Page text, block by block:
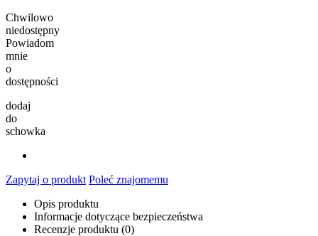
Chwilowo
niedostępny
Powiadom
mnie
o
dostępności
dodaj
do
schowka
Zapytaj o produkt Poleć znajomemu
Opis produktu
Informacje dotyczące bezpieczeństwa
Recenzje produktu (0)